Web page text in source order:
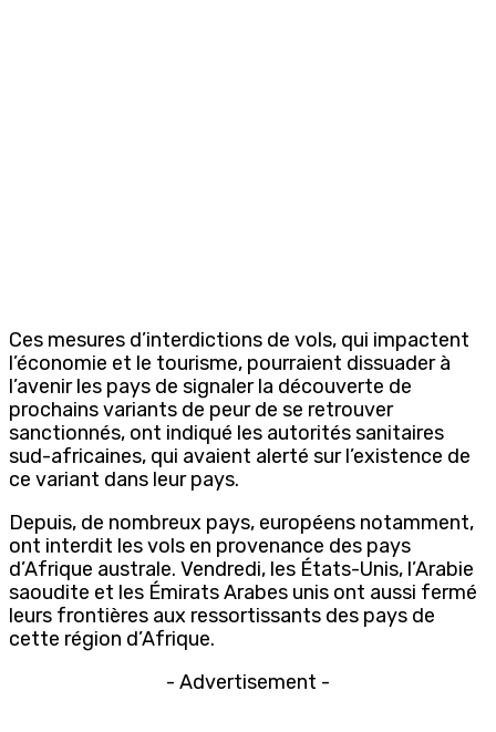
Ces mesures d’interdictions de vols, qui impactent
l’économie et le tourisme, pourraient dissuader à
l’avenir les pays de signaler la découverte de
prochains variants de peur de se retrouver
sanctionnés, ont indiqué les autorités sanitaires
sud-africaines, qui avaient alerté sur l’existence de
ce variant dans leur pays.
Depuis, de nombreux pays, européens notamment,
ont interdit les vols en provenance des pays
d’Afrique australe. Vendredi, les États-Unis, l’Arabie
saoudite et les Émirats Arabes unis ont aussi fermé
leurs frontières aux ressortissants des pays de
cette région d’Afrique.
- Advertisement -